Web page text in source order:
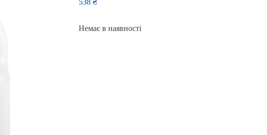
538 ₴
Немає в наявності